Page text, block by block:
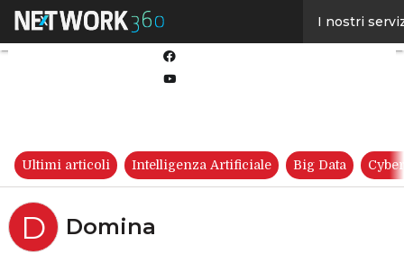
I nostri
Ultimi articoli Intelligenza Artificiale Big Data
D Domina